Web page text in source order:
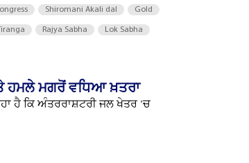
Shiromani Akali dal Gold
Rajya Sabha Lok Sabha
ਹਮਲੇ ਮਗਰੋਂ ਵਧਿਆ ਖ਼ਤਰਾ
ਹੈ ਕਿ ਅੰਤਰਰਾਸ਼ਟਰੀ ਜਲ ਖੇਤਰ 'ਚ